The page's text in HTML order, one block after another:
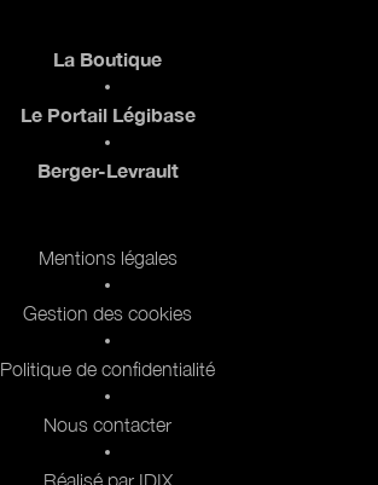
La Boutique
Le Portail Légibase
Berger-Levrault
Mentions légales
Gestion des cookies
Politique de confidentialité
Nous contacter
Réalisé par IDIX